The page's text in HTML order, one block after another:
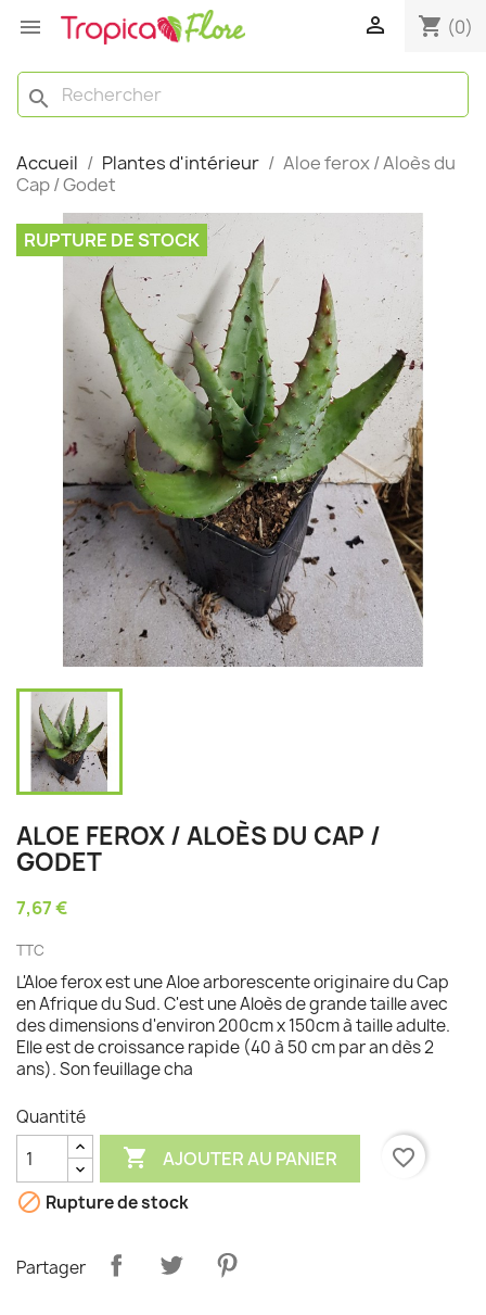
  shopping_cart (0)
search
Accueil Plantes d'intérieur
Aloe ferox / Aloès du
Cap / Godet
RUPTURE DE STOCK
ALOE FEROX / ALOÈS DU CAP /
GODET
7,67 €
TTC
L'Aloe ferox est une Aloe arborescente originaire du Cap
en Afrique du Sud. C'est une Aloès de grande taille avec
des dimensions d'environ 200cm x 150cm à taille adulte.
Elle est de croissance rapide (40 à 50 cm par an dès 2
ans). Son feuillage cha
Quantité
 AJOUTER AU PANIER
favorite_border
 Rupture de stock
Partager